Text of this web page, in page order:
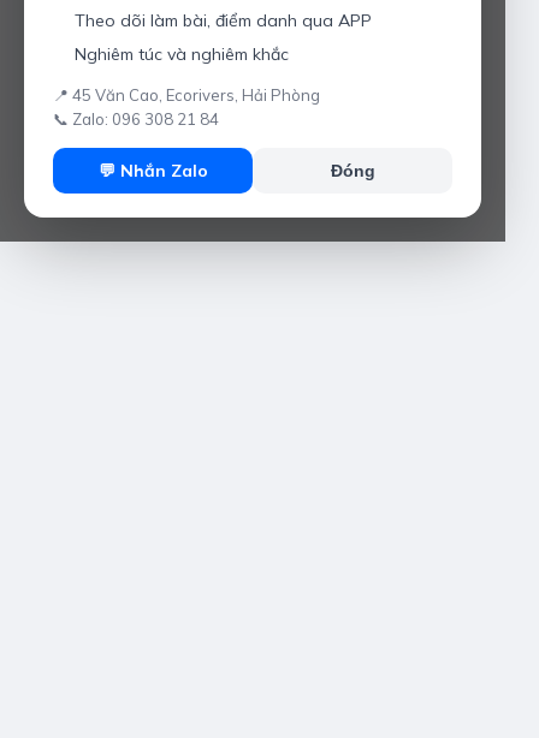
Theo dõi làm bài, điểm danh qua APP
Nghiêm túc và nghiêm khắc
📍 45 Văn Cao, Ecorivers, Hải Phòng
📞 Zalo: 096 308 21 84
💬 Nhắn Zalo Đóng